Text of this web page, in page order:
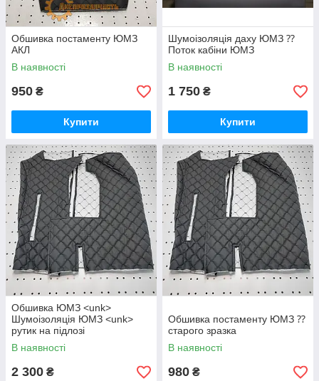
Обшивка постаменту ЮМЗ
АКЛ
В наявності
950 ₴
Купити
Шумоізоляція даху ЮМЗ ⁇
Поток кабіни ЮМЗ
В наявності
1 750 ₴
Купити
Обшивка ЮМЗ <unk>
Шумоізоляція ЮМЗ <unk>
рутик на підлозі
В наявності
2 300 ₴
Обшивка постаменту ЮМЗ ⁇
старого зразка
В наявності
980 ₴